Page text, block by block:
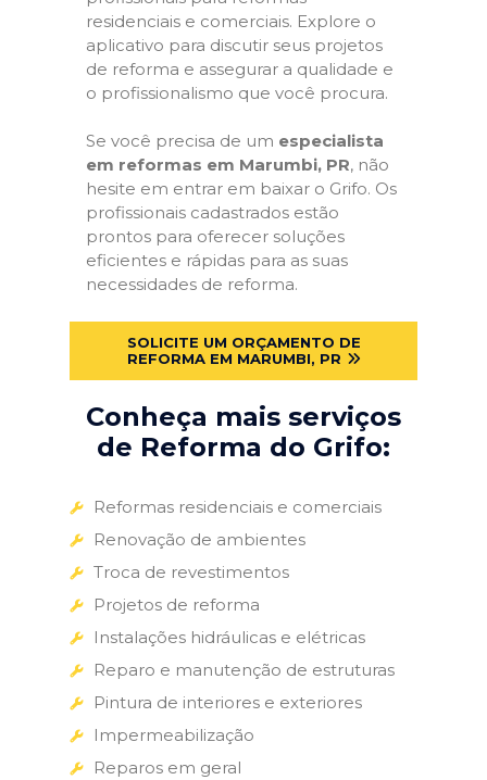
residenciais e comerciais. Explore o
aplicativo para discutir seus projetos
de reforma e assegurar a qualidade e
o profissionalismo que você procura.
Se você precisa de um especialista
em reformas em Marumbi, PR, não
hesite em entrar em baixar o Grifo. Os
profissionais cadastrados estão
prontos para oferecer soluções
eficientes e rápidas para as suas
necessidades de reforma.
SOLICITE UM ORÇAMENTO DE
REFORMA EM MARUMBI, PR
Conheça mais serviços
de Reforma do Grifo:
Reformas residenciais e comerciais
Renovação de ambientes
Troca de revestimentos
Projetos de reforma
Instalações hidráulicas e elétricas
Reparo e manutenção de estruturas
Pintura de interiores e exteriores
Impermeabilização
Reparos em geral